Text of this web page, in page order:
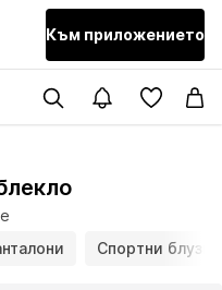
Към приложението
Спортни блузи